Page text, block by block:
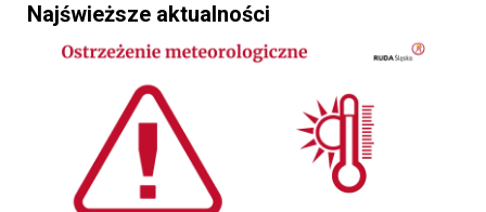
Najświeższe aktualności